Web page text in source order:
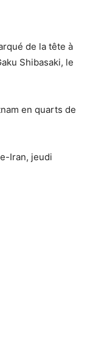
de la tête à
Shibasaki, le
en quarts de
Iran, jeudi